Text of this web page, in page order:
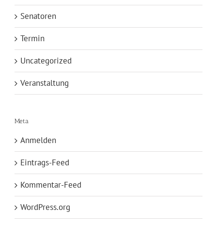
Senatoren
Termin
Uncategorized
Veranstaltung
Meta
Anmelden
Eintrags-Feed
Kommentar-Feed
WordPress.org